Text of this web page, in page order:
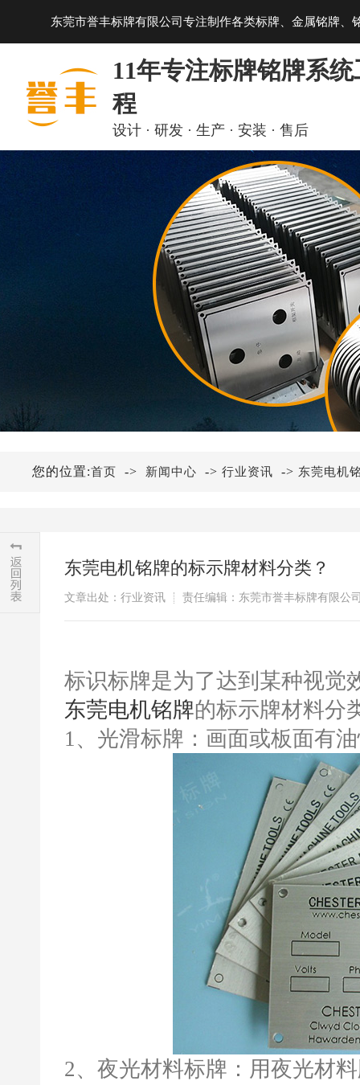
东莞市誉丰标牌有限公司专注制作各类标牌、金属铭牌、
11年专注标牌铭牌系统
程
设计 · 研发 · 生产 · 安装 · 售后
您的位置:首页 -> 新闻中心 -> 行业资讯 -> 东莞电机
东莞电机铭牌的标示牌材料分类？
文章出处：行业资讯 责任编辑：东莞市誉丰标牌有限公
标识标牌是为了达到某种视觉
东莞电机铭牌的标示牌材料分
1、光滑标牌：画面或板面有
2、夜光材料标牌：用夜光材